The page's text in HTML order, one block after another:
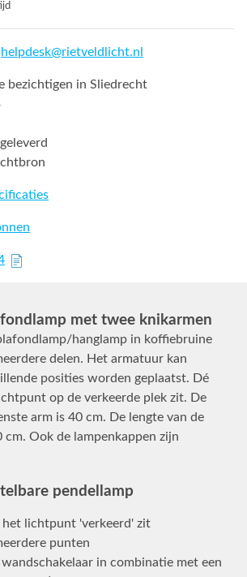
helpdesk@rietveldlicht.nl
bezichtigen in Sliedrecht
met twee knikarmen
hanglamp in koffiebruine
delen. Het armatuur kan
posities worden geplaatst. Dé
op de verkeerde plek zit. De
arm is 40 cm. De lengte van de
cm. Ook de lampenkappen zijn
pendellamp
het lichtpunt 'verkeerd' zit
punten
in combinatie met een